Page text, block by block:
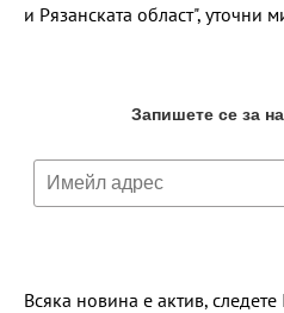
и Рязанската област", уточни
Всяка новина е актив,